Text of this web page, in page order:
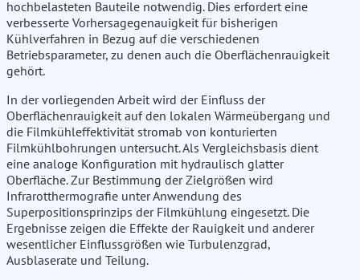
hochbelasteten Bauteile notwendig. Dies erfordert eine
verbesserte Vorhersagegenauigkeit für bisherigen
Kühlverfahren in Bezug auf die verschiedenen
Betriebsparameter, zu denen auch die Oberflächenrauigkeit
gehört.
In der vorliegenden Arbeit wird der Einfluss der
Oberflächenrauigkeit auf den lokalen Wärmeübergang und
die Filmkühleffektivität stromab von konturierten
Filmkühlbohrungen untersucht. Als Vergleichsbasis dient
eine analoge Konfiguration mit hydraulisch glatter
Oberfläche. Zur Bestimmung der Zielgrößen wird
Infrarotthermografie unter Anwendung des
Superpositionsprinzips der Filmkühlung eingesetzt. Die
Ergebnisse zeigen die Effekte der Rauigkeit und anderer
wesentlicher Einflussgrößen wie Turbulenzgrad,
Ausblaserate und Teilung.